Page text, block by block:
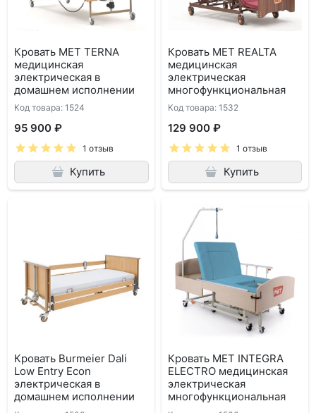
Кровать MET TERNA
медицинская
электрическая в
домашнем исполнении
Код товара: 1524
95 900 ₽
1 отзыв
Купить
Кровать МЕТ REALTA
медицинская
электрическая
многофункциональная
Код товара: 1532
129 900 ₽
1 отзыв
Купить
Кровать Burmeier Dali
Low Entry Econ
электрическая в
домашнем исполнении
Кровать MET INTEGRA
ELECTRO медицинская
электрическая
многофункциональная